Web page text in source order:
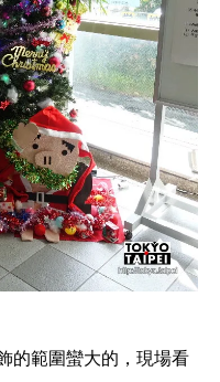
的範圍蠻大的，現場看